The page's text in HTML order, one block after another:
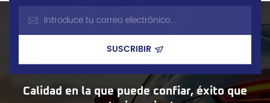
Calidad en la que puede confiar, éxito que